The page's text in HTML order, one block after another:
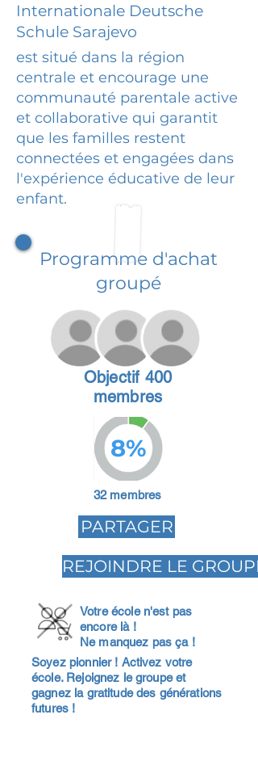
Internationale Deutsche
Schule Sarajevo
est situé dans la région
centrale et encourage une
communauté parentale active
et collaborative qui garantit
que les familles restent
connectées et engagées dans
l'expérience éducative de leur
enfant.
Programme d'achat
groupé
Objectif 400
membres
8%
32 membres
PARTAGER
REJOINDRE LE GROUPE
Votre école n'est pas
encore là !
Ne manquez pas ça !
Soyez pionnier ! Activez votre
école. Rejoignez le groupe et
gagnez la gratitude des générations
futures !